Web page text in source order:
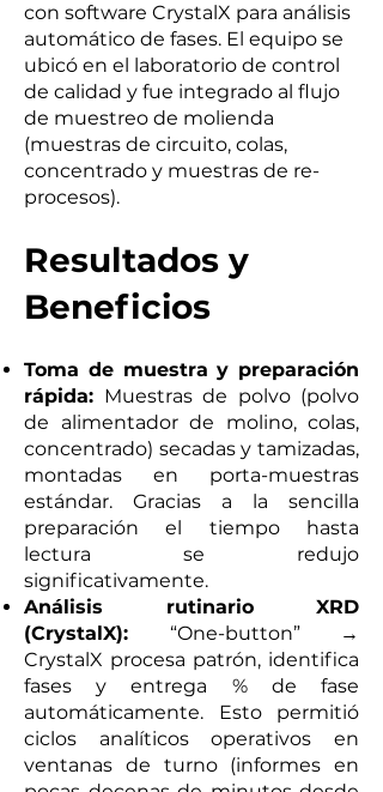
con software CrystalX para análisis
automático de fases. El equipo se
ubicó en el laboratorio de control
de calidad y fue integrado al flujo
de muestreo de molienda
(muestras de circuito, colas,
concentrado y muestras de re-
procesos).
Resultados y
Beneficios
Toma de muestra y preparación
rápida: Muestras de polvo (polvo
de alimentador de molino, colas,
concentrado) secadas y tamizadas,
montadas en porta-muestras
estándar. Gracias a la sencilla
preparación el tiempo hasta
lectura se redujo
significativamente.
Análisis rutinario XRD
(CrystalX): “One-button” →
CrystalX procesa patrón, identifica
fases y entrega % de fase
automáticamente. Esto permitió
ciclos analíticos operativos en
ventanas de turno (informes en